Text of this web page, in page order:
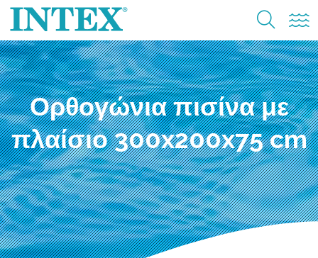
Ορθογώνια πισίνα με
πλαίσιο 300x200x75 cm